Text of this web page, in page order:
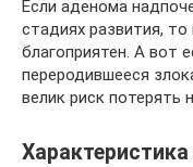
Если аденома
стадиях развития, то
благоприятен. А вот
переродившееся
велик риск потерять